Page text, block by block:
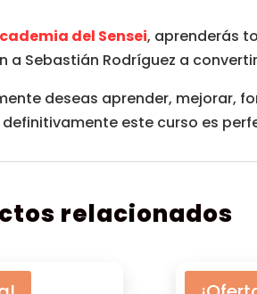
del Sensei, aprenderás
a Sebastián Rodríguez a
deseas aprender, mejorar,
este curso es
relacionados